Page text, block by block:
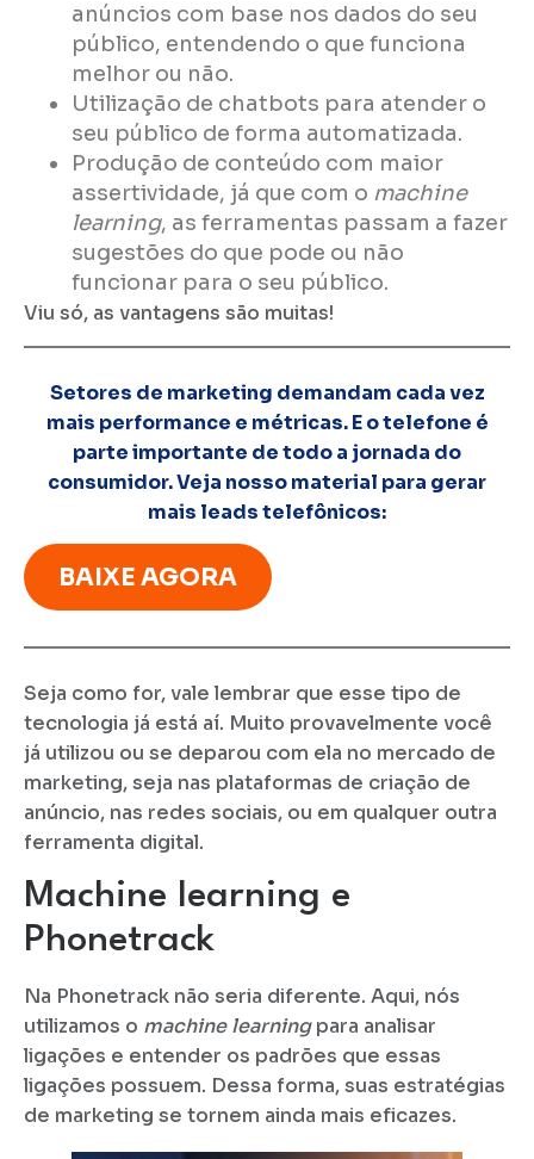
anúncios com base nos dados do seu
público, entendendo o que funciona
melhor ou não.
Utilização de chatbots para atender o
seu público de forma automatizada.
Produção de conteúdo com maior
assertividade, já que com o machine
learning, as ferramentas passam a fazer
sugestões do que pode ou não
funcionar para o seu público.
Viu só, as vantagens são muitas!
Setores de marketing demandam cada vez
mais performance e métricas. E o telefone é
parte importante de todo a jornada do
consumidor. Veja nosso material para gerar
mais leads telefônicos:
BAIXE AGORA
Seja como for, vale lembrar que esse tipo de
tecnologia já está aí. Muito provavelmente você
já utilizou ou se deparou com ela no mercado de
marketing, seja nas plataformas de criação de
anúncio, nas redes sociais, ou em qualquer outra
ferramenta digital.
Machine learning e
Phonetrack
Na Phonetrack não seria diferente. Aqui, nós
utilizamos o machine learningpara analisar
ligações e entender os padrões que essas
ligações possuem. Dessa forma, suas estratégias
de marketing se tornem ainda mais eficazes.